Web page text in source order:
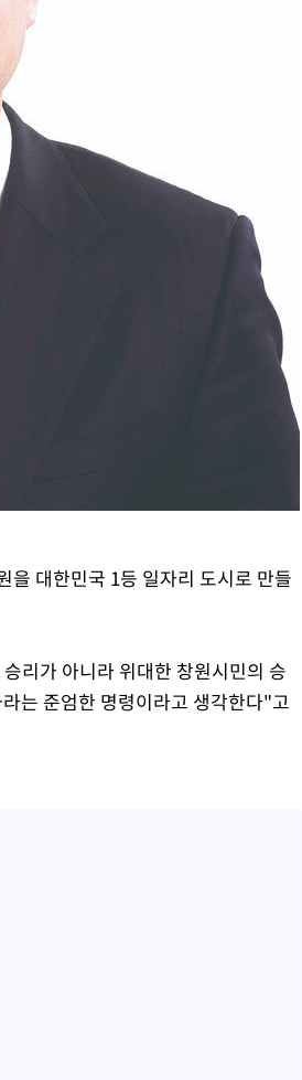
대한민국 1등 일자리 도시로 만들
리가 아니라 위대한 창원시민의 승
는 준엄한 명령이라고 생각한다"고